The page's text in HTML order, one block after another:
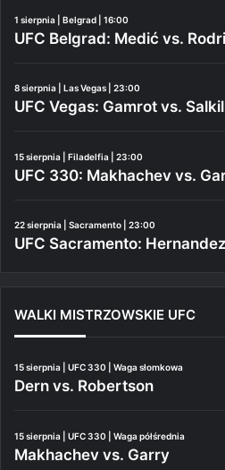
1 sierpnia | Belgrad | 16:00
UFC Belgrad: Medić vs.
8 sierpnia | Las Vegas | 23:00
UFC Vegas: Gamrot vs.
15 sierpnia | Filadelfia | 23:00
UFC 330: Makhachev vs.
22 sierpnia | Sacramento | 23:00
UFC Sacramento:
WALKI MISTRZOWSKIE UFC
15 sierpnia | UFC 330 | Waga słomkowa
Dern vs. Robertson
15 sierpnia | UFC 330 | Waga półśrednia
Makhachev vs. Garry